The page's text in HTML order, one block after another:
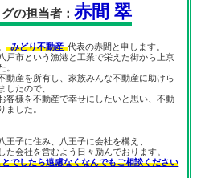
の担当者：赤間 翠
みどり不動産 代表の赤間と申します。
戸市という漁港と工業で栄えた街から上京
。
動産を所有し、家族みんな不動産に助けら
したので、
客様を不動産で幸せにしたいと思い、不動
ました。
王子に住み、八王子に会社を構え、
た会社を営むよう日々励んでおります。
でしたら遠慮なくなんでもご相談ください